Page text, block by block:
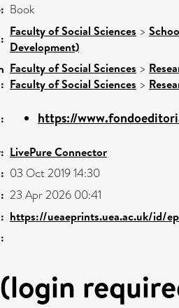
Book
Faculty of Social Sciences >
Development)
Faculty of Social Sciences >
Faculty of Social Sciences >
https://
LivePure Connector
03 Oct 2019 14:30
23 Apr 2026 00:41
https://ueaeprints.uea.ac.uk/id/